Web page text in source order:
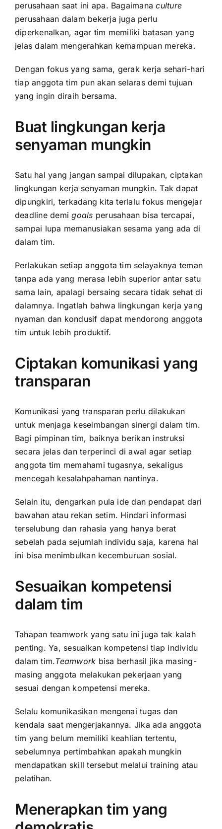
perusahaan saat ini apa. Bagaimanaculture
perusahaan dalam bekerja juga perlu
diperkenalkan, agar tim memiliki batasan yang
jelas dalam mengerahkan kemampuan mereka.
Dengan fokus yang sama, gerak kerja sehari-hari
tiap anggota tim pun akan selaras demi tujuan
yang ingin diraih bersama.
Buat lingkungan kerja
senyaman mungkin
Satu hal yang jangan sampai dilupakan, ciptakan
lingkungan kerja senyaman mungkin. Tak dapat
dipungkiri, terkadang kita terlalu fokus mengejar
deadline demigoals perusahaan bisa tercapai,
sampai lupa memanusiakan sesama yang ada di
dalam tim.
Perlakukan setiap anggota tim selayaknya teman
tanpa ada yang merasa lebih superior antar satu
sama lain, apalagi bersaing secara tidak sehat di
dalamnya. Ingatlah bahwa lingkungan kerja yang
nyaman dan kondusif dapat mendorong anggota
tim untuk lebih produktif.
Ciptakan komunikasi yang
transparan
Komunikasi yang transparan perlu dilakukan
untuk menjaga keseimbangan sinergi dalam tim.
Bagi pimpinan tim, baiknya berikan instruksi
secara jelas dan terperinci di awal agar setiap
anggota tim memahami tugasnya, sekaligus
mencegah kesalahpahaman nantinya.
Selain itu, dengarkan pula ide dan pendapat dari
bawahan atau rekan setim. Hindari informasi
terselubung dan rahasia yang hanya berat
sebelah pada sejumlah individu saja, karena hal
ini bisa menimbulkan kecemburuan sosial.
Sesuaikan kompetensi
dalam tim
Tahapan teamwork yang satu ini juga tak kalah
penting. Ya, sesuaikan kompetensi tiap individu
dalam tim.Teamwork bisa berhasil jika masing-
masing anggota melakukan pekerjaan yang
sesuai dengan kompetensi mereka.
Selalu komunikasikan mengenai tugas dan
kendala saat mengerjakannya. Jika ada anggota
tim yang belum memiliki keahlian tertentu,
sebelumnya pertimbahkan apakah mungkin
mendapatkan skill tersebut melalui training atau
pelatihan.
Menerapkan tim yang